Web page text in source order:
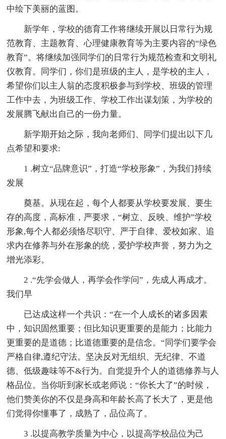
中绘下美丽的蓝图。
新学年，学校的德育工作将继续开展以日常行为规
范教育、主题教育、心理健康教育等为主要内容的“绿色
教育”。将继续加强同学们的日常行为规范检查和文明礼
仪教育。同学们，你们是班级的主人，是学校的主人，
希望你们以主人翁的态度积极参与到学校、班级的管理
工作中去，为班级工作、学校工作出谋划策，为学校的
发展腾飞献出自己的一份力量。
新学期开始之际，我向老师们、同学们提出以下几
点希望和要求:
1 .树立“品牌意识”，打造“学校形象”，为我们持续
发展
奠基。从现在起，每个人都要从学校要发展、要生
存的高度，高标准，严要求，“树立、反映、维护”学校
形象,每个人都必须恪尽职守、严于自律、爱校如家、追
求内在修养与外在形象的统，爱护学校声誉，努力为之
增光添彩。
2 .“先学会做人，再学会作学问”，先成人再成才。
我们早
已达成这样一个共识：“在一个人成长的诸多因素
中，知识固然重要；但比知识更重要的是能力；比能力
更重要的是道德；比道德重要的是信念。“同学们要学会
严格自律,遵纪守法。坚决反对无组织、无纪律、不道
德、低级趣味等不&行为。自觉提升个人的道德修养与人
格品位。当你听到家长或老师说：“你长大了”的时候，
他们赞美你的不仅是身高和年龄长高了长大了，更是他
们觉得你懂事了，成熟了，品位高了。
3 .以提高教学质量为中心，以提高学校品位为己